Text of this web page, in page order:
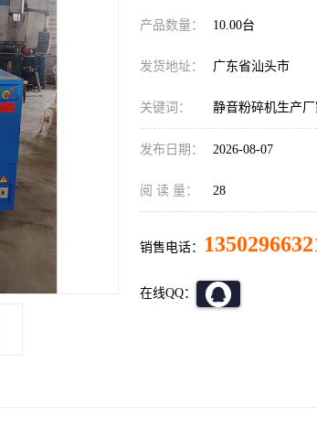
产品数量： 10.00台
发货地址： 广东省汕头市
关键词： 静音粉碎机生产厂
发布日期： 2026-08-07
阅 读 量： 28
销售电话：
在线QQ：